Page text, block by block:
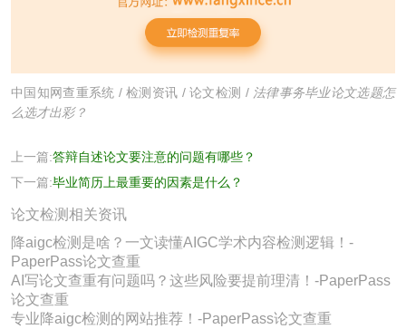
中国知网查重系统 /检测资讯 / 论文检测 / 法律事务毕业论文选题怎
么选才出彩？
上一篇:答辩自述论文要注意的问题有哪些？
下一篇:毕业简历上最重要的因素是什么？
论文检测相关资讯
降aigc检测是啥？一文读懂AIGC学术内容检测逻辑！-
PaperPass论文查重
AI写论文查重有问题吗？这些风险要提前理清！-PaperPass
论文查重
专业降aigc检测的网站推荐！-PaperPass论文查重